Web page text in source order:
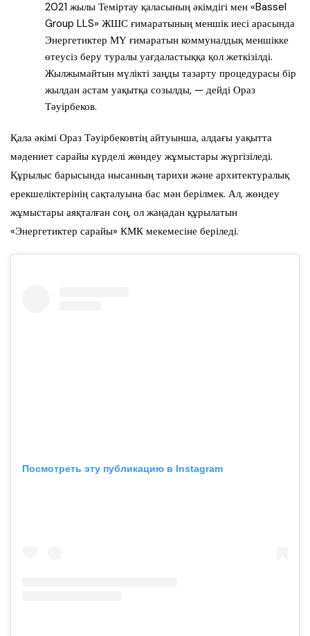
2021 жылы Теміртау қаласының әкімдігі мен «Bassel
Group LLS» ЖШС ғимаратының меншік иесі арасында
Энергетиктер МҮ ғимаратын коммуналдық меншікке
өтеусіз беру туралы уағдаластыққа қол жеткізілді.
Жылжымайтын мүлікті заңды тазарту процедурасы бір
жылдан астам уақытқа созылды, — дейді Ораз
Тәуірбеков.
Қала әкімі Ораз Тәуірбековтің айтуынша, алдағы уақытта
мәдениет сарайы күрделі жөндеу жұмыстары жүргізіледі.
Құрылыс барысында нысанның тарихи және архитектуралық
ерекшеліктерінің сақталуына бас мән берілмек. Ал, жөндеу
жұмыстары аяқталған соң, ол жаңадан құрылатын
«Энергетиктер сарайы» КМК мекемесіне беріледі.
Посмотреть эту публикацию в Instagram